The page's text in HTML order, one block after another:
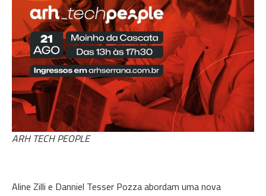
ARH TECH PEOPLE
Aline Zilli e Danniel Tesser Pozza abordam uma nova